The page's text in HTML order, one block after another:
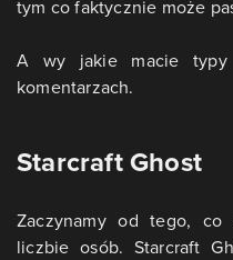
tym co faktycznie może
A wy jakie macie
komentarzach.
Starcraft Ghost
Zaczynamy od tego, co
liczbie osób. Starcraft